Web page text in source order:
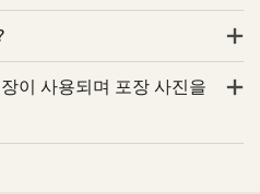
이 사용되며 포장 사진을